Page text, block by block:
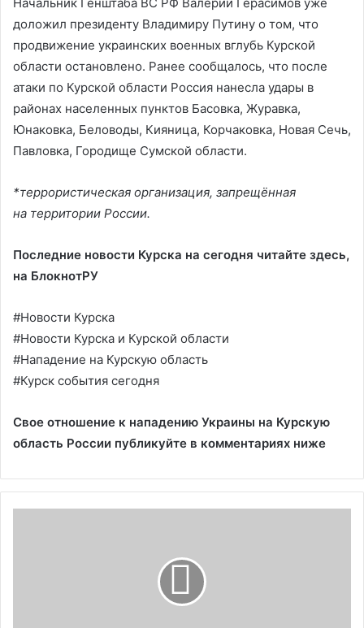
доложил президенту Владимиру Путину о том, что
продвижение украинских военных вглубь Курской
области остановлено. Ранее сообщалось, что после
атаки по Курской области Россия нанесла удары в
районах населенных пунктов Басовка, Журавка,
Юнаковка, Беловоды, Кияница, Корчаковка, Новая Сечь,
Павловка, Городище Сумской области.
*террористическая организация, запрещённая
на территории России.
Последние новости Курска на сегодня читайте здесь,
на БлокнотРУ
#Новости Курска
#Новости Курска и Курской области
#Нападение на Курскую область
#Курск события сегодня
Свое отношение к нападению Украины на Курскую
область России публикуйте в комментариях ниже